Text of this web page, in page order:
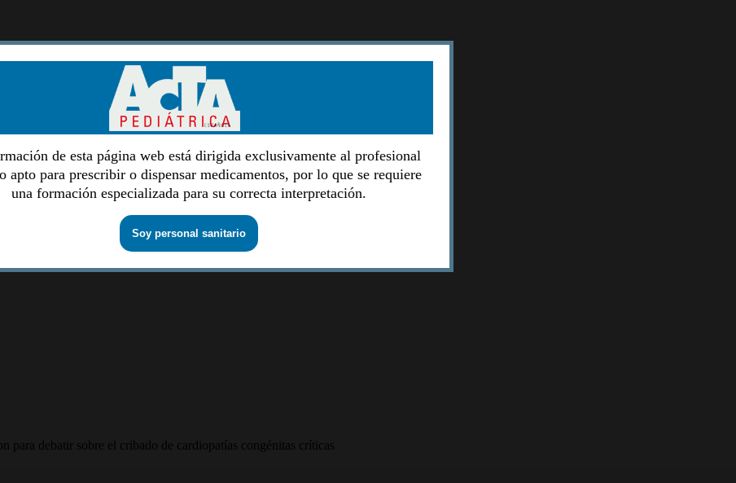
para debatir sobre el cribado de cardiopatías congénitas críticas
de esta página web está dirigida exclusivamente al profesional
apto para prescribir o dispensar medicamentos, por lo que se requiere
una formación especializada para su correcta interpretación.
Soy personal sanitario